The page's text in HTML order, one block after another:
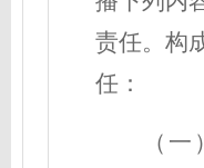
责任。构
任：
（